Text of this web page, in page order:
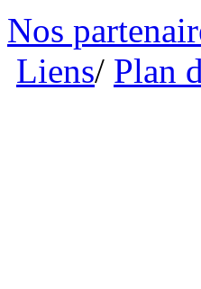
Nos
Liens/ Plan